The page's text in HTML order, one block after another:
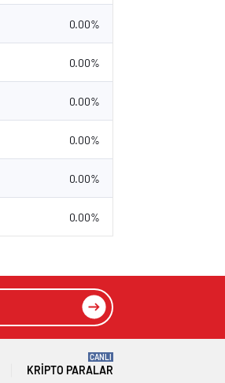
0.00%
0.00%
0.00%
0.00%
0.00%
0.00%
KRIPTO PARALAR
CANLI